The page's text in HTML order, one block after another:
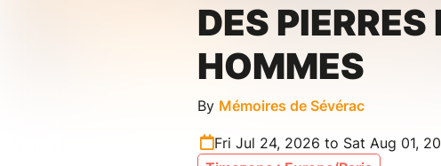
DES PIERRES
HOMMES
By Mémoires de Sévérac
Fri Jul 24, 2026 to Sat Aug 01,